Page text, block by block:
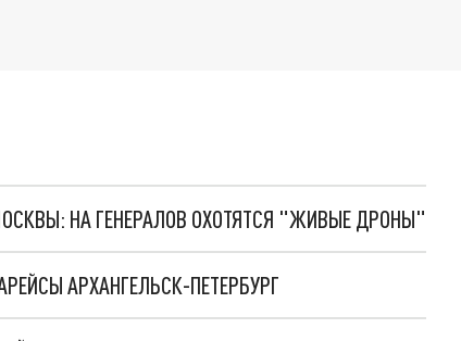
НА ГЕНЕРАЛОВ ОХОТЯТСЯ "ЖИВЫЕ ДРОНЫ"
АРХАНГЕЛЬСК-ПЕТЕРБУРГ